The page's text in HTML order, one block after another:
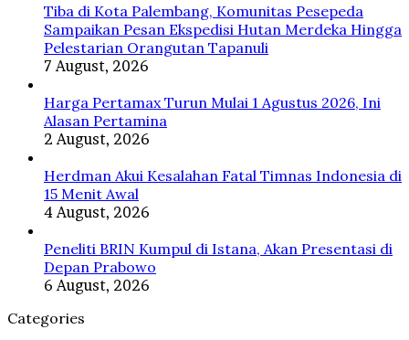
Tiba di Kota Palembang, Komunitas Pesepeda
Sampaikan Pesan Ekspedisi Hutan Merdeka Hingga
Pelestarian Orangutan Tapanuli
7 August, 2026
Harga Pertamax Turun Mulai 1 Agustus 2026, Ini
Alasan Pertamina
2 August, 2026
Herdman Akui Kesalahan Fatal Timnas Indonesia di
15 Menit Awal
4 August, 2026
Peneliti BRIN Kumpul di Istana, Akan Presentasi di
Depan Prabowo
6 August, 2026
Categories